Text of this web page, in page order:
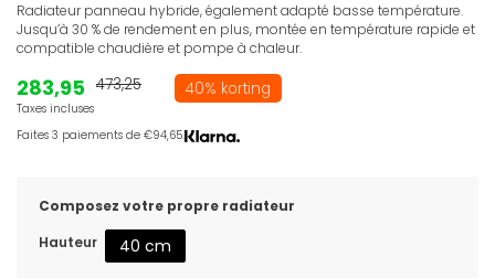
Radiateur panneau hybride, également adapté basse température.
Jusqu’à 30 % de rendement en plus, montée en température rapide et
compatible chaudière et pompe à chaleur.
283,95
Taxes incluses
473,25 40% korting
Faites 3 paiements de €94,65.
Composez votre propre radiateur
Hauteur
40 cm